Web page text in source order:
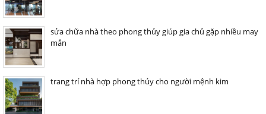
sửa chữa nhà theo phong thủy giúp gia chủ gặp nhiều may
mắn
trang trí nhà hợp phong thủy cho người mệnh kim